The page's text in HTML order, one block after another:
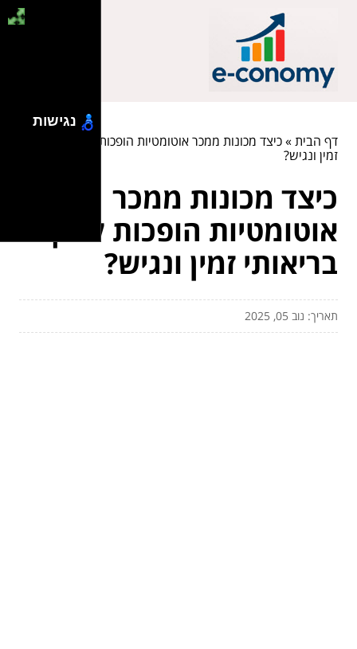
דף הבית»כיצד מכונות ממכר אוטומטיות הופכות למקור בריאותי
זמין ונגיש?
כיצד מכונות ממכר
אוטומטיות הופכות למקור
בריאותי זמין ונגיש?
תאריך: נוב 05, 2025
נגישות